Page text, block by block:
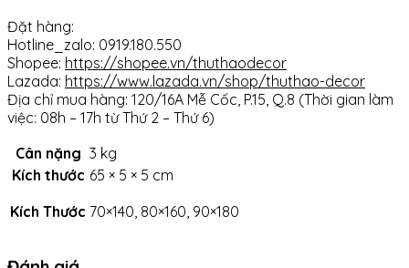
Đặt hàng:
Hotline_zalo: 0919.180.550
Shopee: https://shopee.vn/thuthaodecor
Lazada: https://www.lazada.vn/shop/thuthao-decor
Địa chỉ mua hàng: 120/16A Mễ Cốc, P.15, Q.8 (Thời gian làm
việc: 08h – 17h từ Thứ 2 – Thứ 6)
Cân nặng 3 kg
Kích thước 65 × 5 × 5 cm
Kích Thước 70×140, 80×160, 90×180